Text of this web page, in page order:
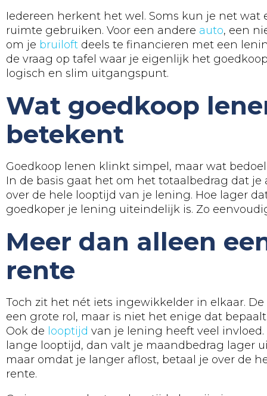
Iedereen herkent het wel. Soms kun je net wat
ruimte gebruiken. Voor een andere auto, een
om je bruiloft deels te financieren met een
de vraag op tafel waar je eigenlijk het
logisch en slim uitgangspunt.
Wat goedkoop
betekent
Goedkoop lenen klinkt simpel, maar wat
In de basis gaat het om het totaalbedrag dat je
over de hele looptijd van je lening. Hoe lager
goedkoper je lening uiteindelijk is. Zo
Meer dan alleen
rente
Toch zit het nét iets ingewikkelder in elkaar.
een grote rol, maar is niet het enige dat
Ook de looptijd van je lening heeft veel invloed.
lange looptijd, dan valt je maandbedrag lager
maar omdat je langer aflost, betaal je over de
rente.